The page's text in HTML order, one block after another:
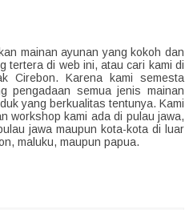
mainan ayunan yang kokoh dan
tertera di web ini, atau cari kami di
Cirebon. Karena kami semesta
pengadaan semua jenis mainan
yang berkualitas tentunya. Kami
workshop kami ada di pulau jawa,
jawa maupun kota-kota di luar
maluku, maupun papua.